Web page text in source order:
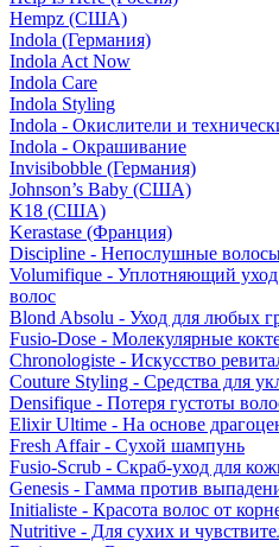
Hempz (США)
Indola (Германия)
Indola Act Now
Indola Care
Indola Styling
Indola - Окислители и
Indola - Окрашивание
Invisibobble (Германия)
Johnson’s Baby (США)
K18 (США)
Kerastase (Франция)
Discipline - Непослушные
Volumifique - Уплотняющий уход
волос
Blond Absolu - Уход для любых
Fusio-Dose - Молекулярные
Chronologiste - Искусство
Couture Styling - Средства для
Densifique - Потеря густоты
Elixir Ultime - На основе
Fresh Affair - Сухой шампунь
Fusio-Scrub - Скраб-уход для
Genesis - Гамма против
Initialiste - Красота волос от
Nutritive - Для сухих и